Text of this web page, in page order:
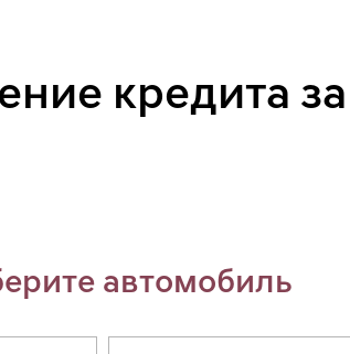
кредита
автомобиль